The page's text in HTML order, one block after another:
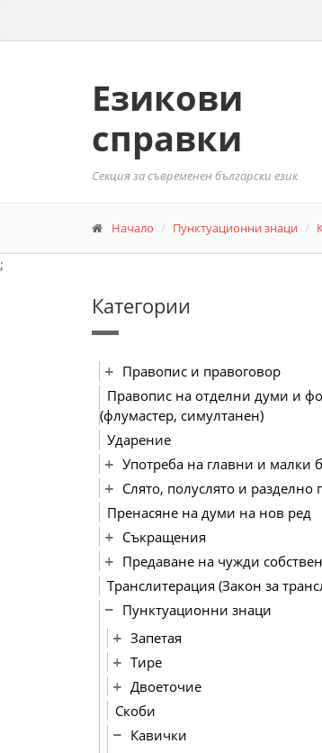
Езикови
справки
Секция за съвременен български език
Начало Пунктуационни знаци
;
Категории
Правопис и правоговор
Правопис на отделни думи и
(флумастер, симултанен)
Ударение
Употреба на главни и малки
Слято, полуслято и разделно
Пренасяне на думи на нов ред
Съкращения
Предаване на чужди
Транслитерация (Закон за
Пунктуационни знаци
Запетая
Тире
Двоеточие
Скоби
Кавички